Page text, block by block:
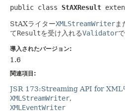
public class StAXResult
StAXライターXMLStreamWriterま
てResultを受け入れるValidator
導入されたバージョン:
1.6
関連項目:
JSR 173:Streaming API for XML
XMLStreamWriter
XMLEventWriter